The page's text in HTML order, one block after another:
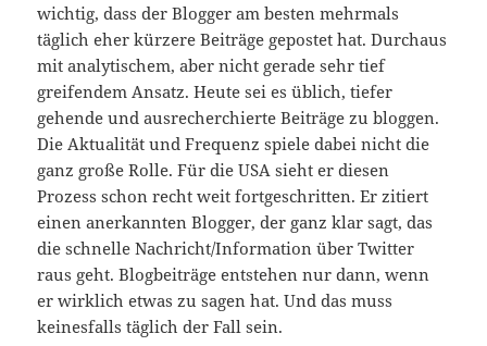
wichtig, dass der Blogger am besten mehrmals
täglich eher kürzere Beiträge gepostet hat. Durchaus
mit analytischem, aber nicht gerade sehr tief
greifendem Ansatz. Heute sei es üblich, tiefer
gehende und ausrecherchierte Beiträge zu bloggen.
Die Aktualität und Frequenz spiele dabei nicht die
ganz große Rolle. Für die USA sieht er diesen
Prozess schon recht weit fortgeschritten. Er zitiert
einen anerkannten Blogger, der ganz klar sagt, das
die schnelle Nachricht/Information über Twitter
raus geht. Blogbeiträge entstehen nur dann, wenn
er wirklich etwas zu sagen hat. Und das muss
keinesfalls täglich der Fall sein.